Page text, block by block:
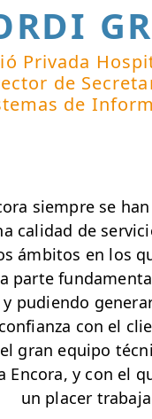
Privada
de
de
siempre se
calidad de
ámbitos en los
parte
pudiendo
confianza con el
gran equipo
Encora, y con el
un placer